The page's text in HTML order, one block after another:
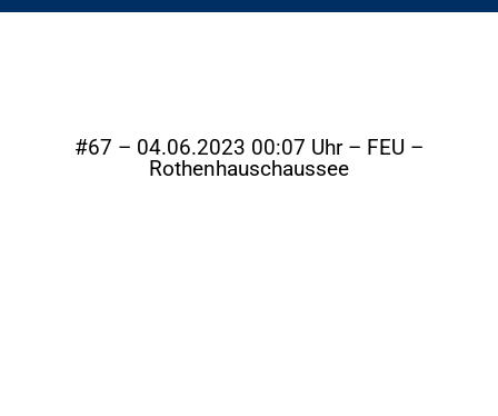
#67 – 04.06.2023 00:07 Uhr – FEU –
Rothenhauschaussee